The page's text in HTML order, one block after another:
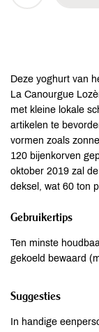
Deze yoghurt van
La Canourgue
met kleine lokale
artikelen te
vormen zoals
120 bijenkorven
oktober 2019 zal
deksel, wat 60 ton
Gebruikertips
Ten minste
gekoeld bewaard
Suggesties
In handige